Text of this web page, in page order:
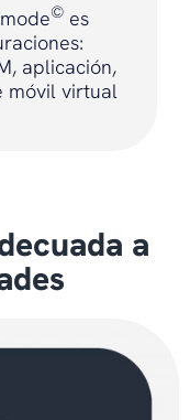
© es
aplicación,
móvil virtual
a